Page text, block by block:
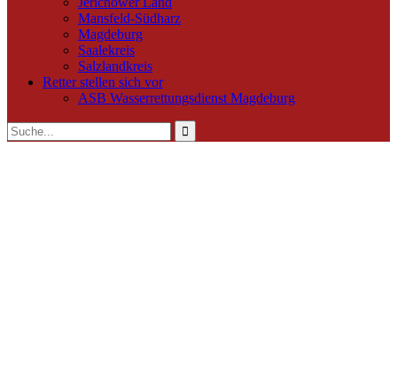
Mansfeld-Südharz
Magdeburg
Saalekreis
Salzlandkreis
Retter stellen sich vor
ASB Wasserrettungsdienst Magdeburg